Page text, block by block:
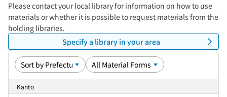
Please contact your local library for information on how to use
materials or whether it is possible to request materials from the
holding libraries.
Specify a library in your area
Kanto